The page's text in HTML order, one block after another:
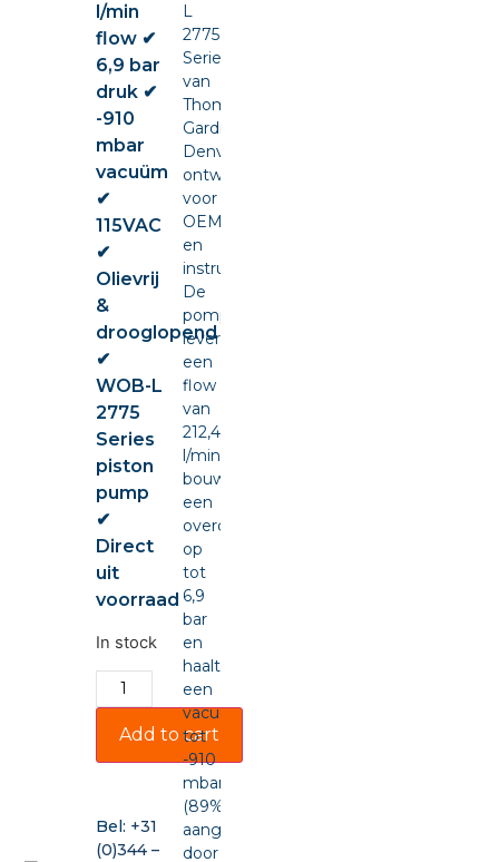
l/min
flow ✔
6,9 bar
druk ✔
-910
mbar
vacuüm
✔
115VAC
✔
Olievrij
&
drooglopend
✔
WOB-L
2775
Series
piston
pump
✔
Direct
uit
voorraad
In stock
Add to cart
Bel: +31
(0)344 –
L
2775
Series
van
Thomas
Gardner
Denver,
ontwikkeld
voor
OEM-
en
instrumentintegratie.
De
pomp
levert
een
flow
van
212,4
l/min,
bouwt
een
overdruk
op
tot
6,9
bar
en
haalt
een
vacuüm
tot
-910
mbar
(89%),
aangedreven
door